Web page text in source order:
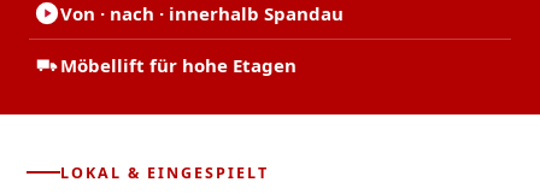
Von · nach · innerhalb Spandau
Möbellift für hohe Etagen
LOKAL & EINGESPIELT